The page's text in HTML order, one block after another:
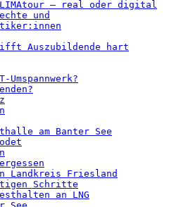
– real oder digital
und
Auszubildende hart
Umspannwerk?
am Banter See
Landkreis Friesland
Schritte
an LNG